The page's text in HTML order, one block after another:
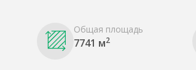
Общая площадь
7741 м2